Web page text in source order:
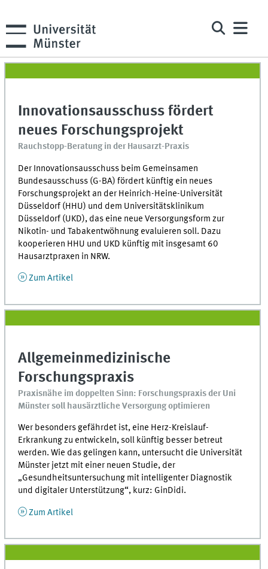
Innovationsausschuss fördert
neues Forschungsprojekt
Rauchstopp-Beratung in der Hausarzt-Praxis
Der Innovationsausschuss beim Gemeinsamen
Bundesausschuss (G-BA) fördert künftig ein neues
Forschungsprojekt an der Heinrich-Heine-Universität
Düsseldorf (HHU) und dem Universitätsklinikum
Düsseldorf (UKD), das eine neue Versorgungsform zur
Nikotin- und Tabakentwöhnung evaluieren soll. Dazu
kooperieren HHU und UKD künftig mit insgesamt 60
Hausarztpraxen in NRW.
Zum Artikel
Allgemeinmedizinische
Forschungspraxis
Praxisnähe im doppelten Sinn: Forschungspraxis der Uni
Münster soll hausärztliche Versorgung optimieren
Wer besonders gefährdet ist, eine Herz-Kreislauf-
Erkrankung zu entwickeln, soll künftig besser betreut
werden. Wie das gelingen kann, untersucht die Universität
Münster jetzt mit einer neuen Studie, der
„Gesundheitsuntersuchung mit intelligenter Diagnostik
und digitaler Unterstützung“, kurz: GinDidi.
Zum Artikel